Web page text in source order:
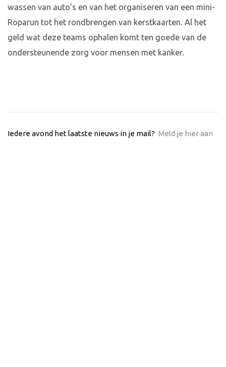
wassen van auto’s en van het organiseren van een mini-
Roparun tot het rondbrengen van kerstkaarten. Al het
geld wat deze teams ophalen komt ten goede van de
ondersteunende zorg voor mensen met kanker.
Iedere avond het laatste nieuws in je mail? Meld je hier aan